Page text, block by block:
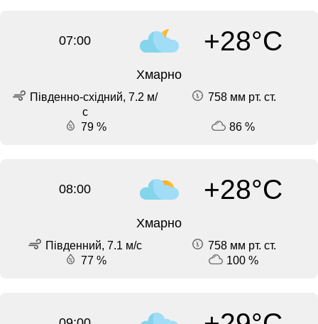
07:00 +28°C
Хмарно
Південно-східний, 7.2 м/
с
758 мм рт. ст.
79 % 86 %
08:00 +28°C
Хмарно
Південний, 7.1 м/с
758 мм рт. ст.
77 %
100 %